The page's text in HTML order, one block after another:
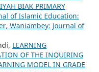
BIAK PRIMARY
of Islamic Education:
Waniambey: Journal of
LEARNING
OF THE INQUIRING
MODEL IN GRADE